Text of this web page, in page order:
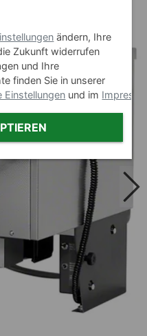
ändern, Ihre
Zukunft widerrufen
und Ihre
finden Sie in unserer
Einstellungen und im